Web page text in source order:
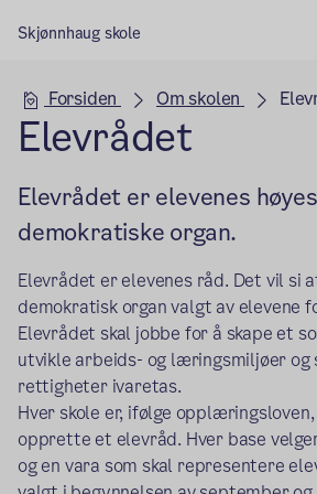
Skjønnhaug skole
Hovedseksjon
Forsiden Om skolen
Elevrådet
Elevrådet er elevenes
demokratiske organ.
Elevrådet er elevenes råd. Det vil si
demokratisk organ valgt av elevene
Elevrådet skal jobbe for å skape et
utvikle arbeids- og læringsmiljøer og
rettigheter ivaretas.
Hver skole er, ifølge
opprette et elevråd. Hver base
og en vara som skal representere